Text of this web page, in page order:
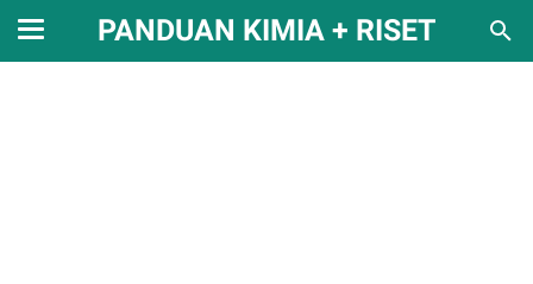
PANDUAN KIMIA + RISET